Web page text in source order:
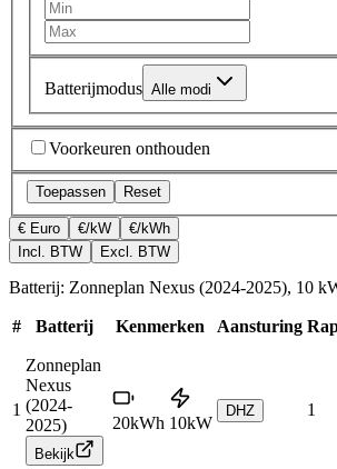
Batterijmodus Alle modi
Voorkeuren onthouden
Toepassen Reset
€ Euro €/kW
€/kWh
Incl. BTW
Excl. BTW
Batterij: Zonneplan Nexus (2024-2025), 10
# Batterij Kenmerken Aansturing
1
Zonneplan
Nexus
(2024-
2025)
Bekijk
20kWh 10kW
DHZ 1